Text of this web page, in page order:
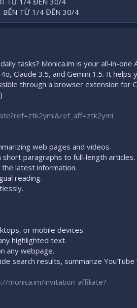
BẾN TỪ 1/4 ĐẾN 30/4
tasks? Monica.im is your all-in-one
Claude 3.5, and Gemini 1.5. It helps
through a browser extension for
web pages and videos.
paragraphs to full-length articles.
the latest information.
reading.
or mobile devices.
highlighted text.
any webpage.
search results, summarize YouTube
monica.im/invitation-affiliate?